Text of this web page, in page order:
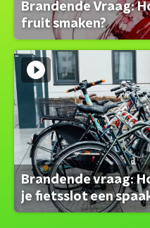
Brandende Vraag:
fruit smaken?
Brandende vraag:
je fietsslot een